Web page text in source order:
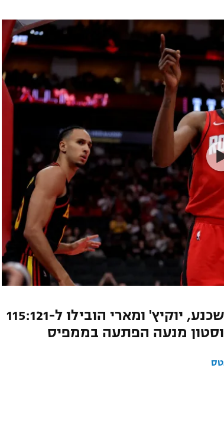
ליגה סינית
ליגה ברזילאית
ליגות נוספות
KD קלע 25 נקודות בדרך ל-95:117 משכנע, יוקיץ' ומארי הובילו ל-115:121
מנעה הפתעה בממפיס